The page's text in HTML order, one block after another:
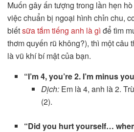
Muốn gây ấn tượng trong lần hẹn
việc chuẩn bị ngoại hình chỉn chu,
biếtsữa tắm tiếng anh là gì để tìm
thơm quyến rũ không?), thì một câu
là vũ khí bí mật của bạn.
“I’m 4, you’re 2. I’m minus
Dịch:Em là 4, anh là 2.
(2).
“Did you hurt yourself…